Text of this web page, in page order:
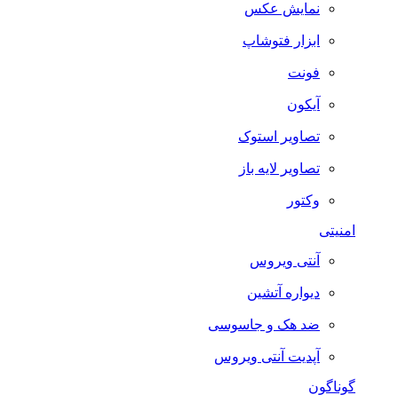
نمایش عکس
ابزار فتوشاپ
فونت
آیکون
تصاویر استوک
تصاویر لایه باز
وکتور
آنتی ویروس
دیواره آتشین
ضد هک و جاسوسی
آپدیت آنتی ویروس
گوناگون